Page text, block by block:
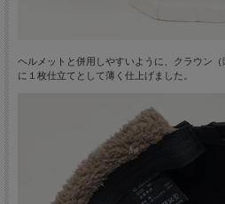
ヘルメットと併用しやすいように、クラウン
に１枚仕立てとして薄く仕上げました。